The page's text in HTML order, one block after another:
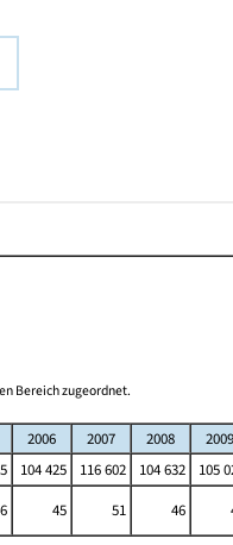
Bereich zugeordnet.
2006 2007 2008
2009
104 425 116 602 104 632
105
45 51 46